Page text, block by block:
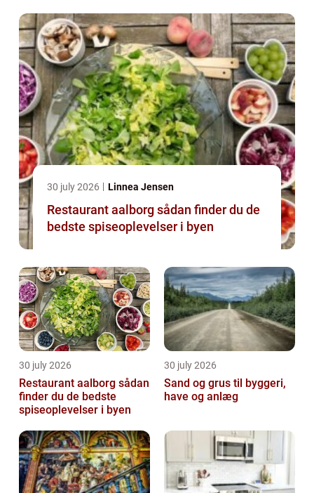
30 july 2026 Linnea Jensen
Restaurant aalborg sådan finder du de
bedste spiseoplevelser i byen
30 july 2026
Restaurant aalborg sådan
finder du de bedste
spiseoplevelser i byen
30 july 2026
Sand og grus til byggeri,
have og anlæg